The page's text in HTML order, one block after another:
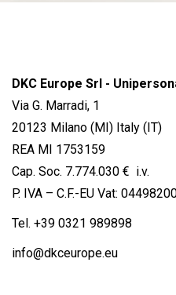
DKC Europe Srl -
Via G. Marradi, 1
20123 Milano (MI) Italy (IT)
REA MI 1753159
Cap. Soc. 7.774.030 € i.v.
P. IVA – C.F.-EU Vat:
Tel. +39 0321 989898
info@dkceurope.eu